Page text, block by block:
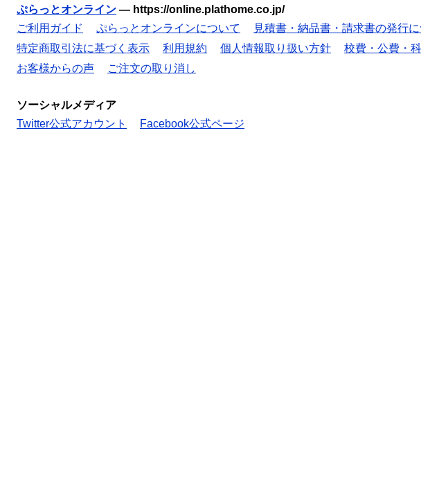
ぷらっとオンライン — https://online.plathome.co.jp/
ご利用ガイド
ぷらっとオンラインについて 見積書・納品書・請求書の発行
特定商取引法に基づく表示
利用規約 個人情報取り扱い方針 校費・公費・
お客様からの声
ご注文の取り消し
ソーシャルメディア
Twitter公式アカウント
Facebook公式ページ